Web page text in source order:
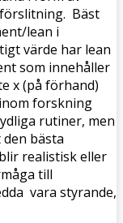
Bäst
lean i
värde har lean
som innehåller
x (på förhand)
forskning
rutiner, men
bästa
realistisk eller
till
vara styrande,